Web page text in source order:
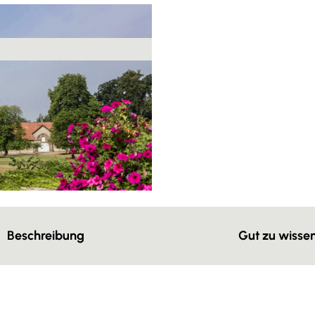
Beschreibung Gut zu